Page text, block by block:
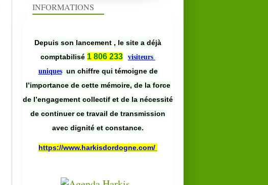
INFORMATIONS
Depuis son lancement , le site a déjà
comptabilisé 1 806 233
visiteurs
uniques un chiffre qui témoigne de
l’importance de cette mémoire, de la force
de l’engagement collectif et de la nécessité
de continuer ce travail de transmission
avec dignité et constance.
https://www.harkisdordogne.com/